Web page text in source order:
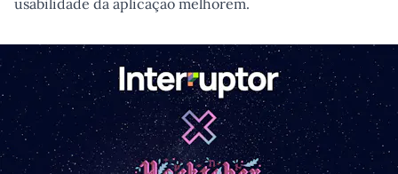
usabilidade da aplicação melhorem.